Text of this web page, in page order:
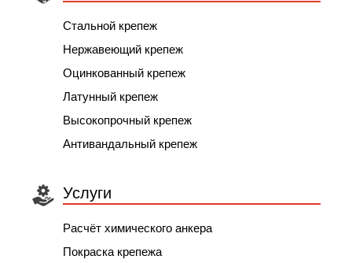
Стальной крепеж
Нержавеющий крепеж
Оцинкованный крепеж
Латунный крепеж
Высокопрочный крепеж
Антивандальный крепеж
Услуги
Расчёт химического анкера
Покраска крепежа